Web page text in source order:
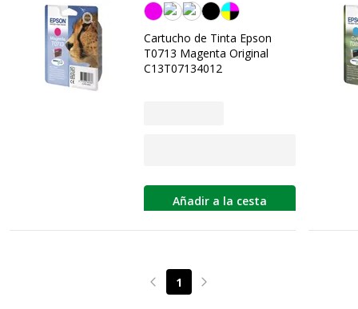
magenta
Cartucho de Tinta Epson
T0713 Magenta Original
C13T07134012
Añadir a la cesta
Page précédente
1 Page suivante